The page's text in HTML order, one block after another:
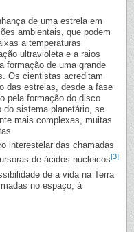
de uma estrela em
ambientais, que podem
a temperaturas
ultravioleta e a raios
formação de uma grande
Os cientistas acreditam
das estrelas, desde a fase
pela formação do disco
do sistema planetário, se
mais complexas, muitas
interestelar das chamadas
de ácidos nucleicos[3]
de a vida na Terra
no espaço, à